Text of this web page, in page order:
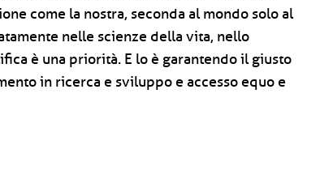
come la nostra, seconda al mondo solo al
nelle scienze della vita, nello
è una priorità. E lo è garantendo il giusto
in ricerca e sviluppo e accesso equo e